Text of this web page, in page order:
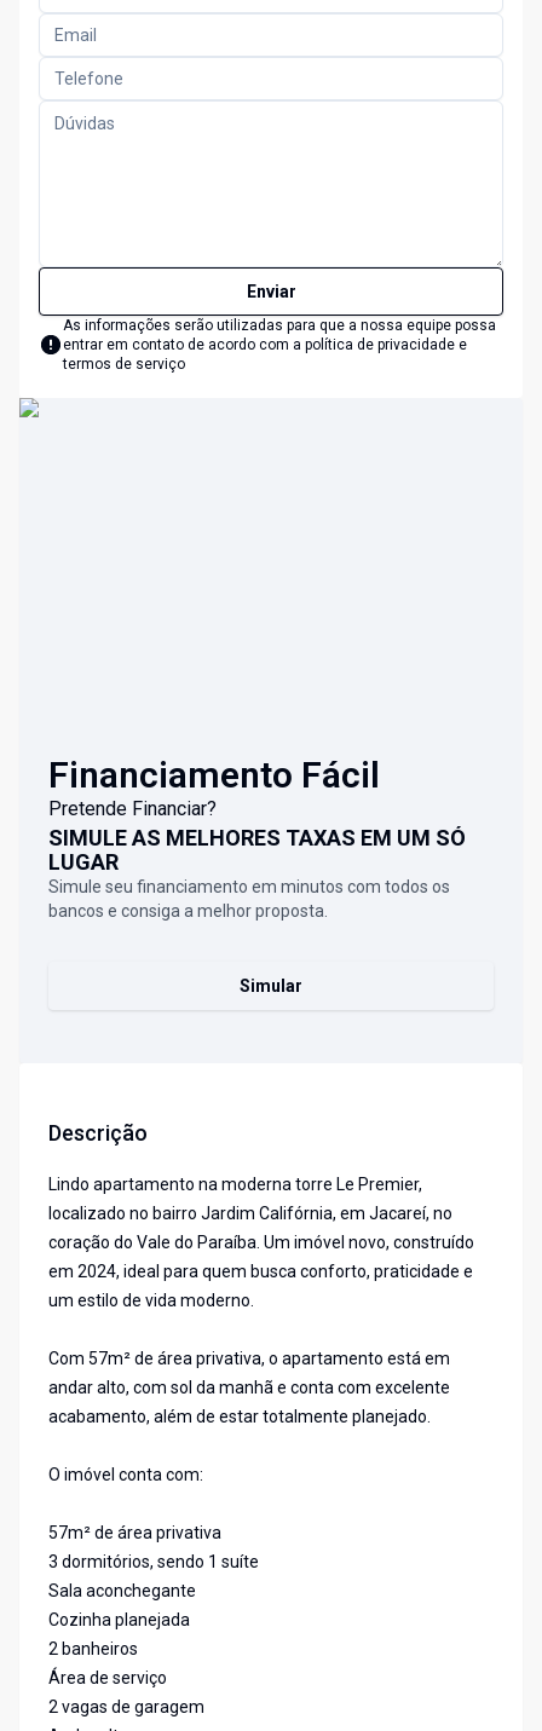
Enviar
As informações serão utilizadas para que a nossa equipe possa
entrar em contato de acordo com a política de privacidade e
termos de serviço
Financiamento Fácil
Pretende Financiar?
SIMULE AS MELHORES TAXAS EM UM SÓ
LUGAR
Simule seu financiamento em minutos com todos os
bancos e consiga a melhor proposta.
Simular
Descrição
Lindo apartamento na moderna torre Le Premier,
localizado no bairro Jardim Califórnia, em Jacareí, no
coração do Vale do Paraíba. Um imóvel novo, construído
em 2024, ideal para quem busca conforto, praticidade e
um estilo de vida moderno.
Com 57m² de área privativa, o apartamento está em
andar alto, com sol da manhã e conta com excelente
acabamento, além de estar totalmente planejado.
O imóvel conta com:
57m² de área privativa
3 dormitórios, sendo 1 suíte
Sala aconchegante
Cozinha planejada
2 banheiros
Área de serviço
2 vagas de garagem